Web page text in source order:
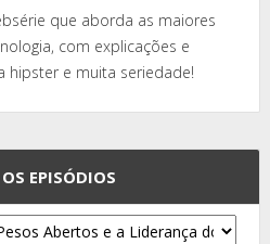
que aborda as maiores
com explicações e
hipster e muita seriedade!
EPISÓDIOS